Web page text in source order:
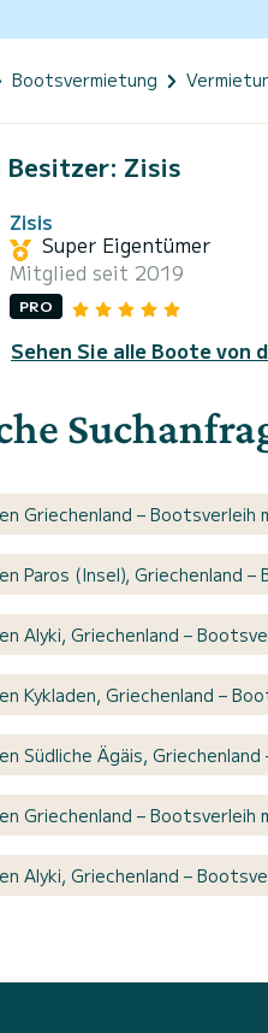
Bootsvermietung
Besitzer: Zisis
Zisis
Super Eigentümer
Mitglied seit 2019
PRO
Sehen Sie alle Boote
Griechenland – Bootsverleih
Paros (Insel), Griechenland
Alyki, Griechenland –
Kykladen, Griechenland –
Südliche Ägäis,
Griechenland – Bootsverleih
Alyki, Griechenland –